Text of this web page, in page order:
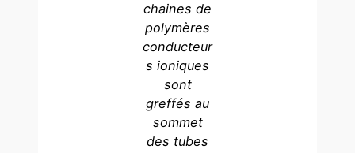
chaines de
polymères
conducteur
s ioniques
sont
greffés au
sommet
des tubes